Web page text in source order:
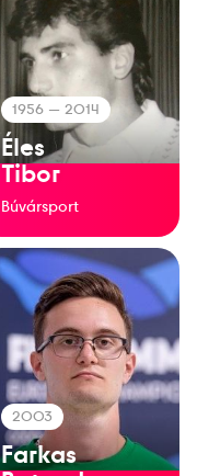
1956 — 2014
Éles
Tibor
Búvársport
2003
Farkas